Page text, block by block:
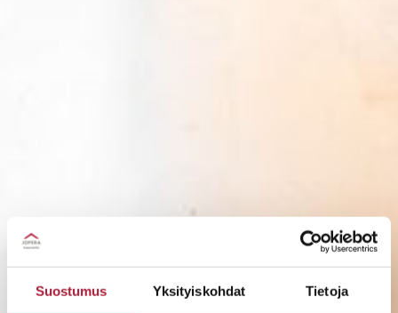
Suostumus Yksityiskohdat Tietoja